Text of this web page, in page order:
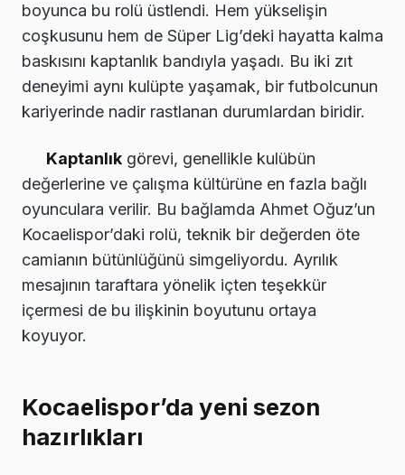
boyunca bu rolü üstlendi. Hem yükselişin
coşkusunu hem de Süper Lig’deki hayatta kalma
baskısını kaptanlık bandıyla yaşadı. Bu iki zıt
deneyimi aynı kulüpte yaşamak, bir futbolcunun
kariyerinde nadir rastlanan durumlardan biridir.
Kaptanlık görevi, genellikle kulübün
değerlerine ve çalışma kültürüne en fazla bağlı
oyunculara verilir. Bu bağlamda Ahmet Oğuz’un
Kocaelispor’daki rolü, teknik bir değerden öte
camianın bütünlüğünü simgeliyordu. Ayrılık
mesajının taraftara yönelik içten teşekkür
içermesi de bu ilişkinin boyutunu ortaya
koyuyor.
Kocaelispor’da yeni sezon
hazırlıkları